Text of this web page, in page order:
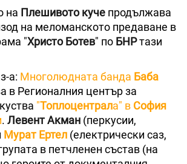
на Плешивото куче продължава
на меломанското предаване в
"Христо Ботев" по БНРтази
а: Многолюдната банда Баба
в Регионалния център за
"Топлоцентрала" в София
. Левент Акман (перкусии,
Мурат Ертел (електрически саз,
в петчленен състав (на